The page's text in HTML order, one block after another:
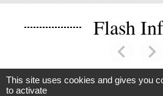
Flash
chevron_leftPreviouschevron_right
This site uses cookies and gives you
to activate